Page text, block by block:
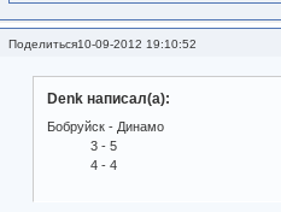
Поделиться10-09-2012 19:10:52
Denk написал(а):
Бобруйск - Динамо
3 - 5
4 - 4